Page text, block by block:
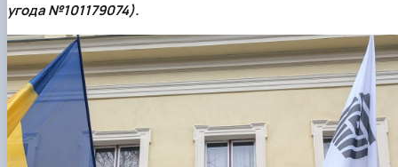
угода №101179074).